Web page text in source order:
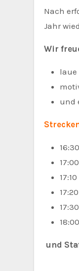
Nach
Jahr
Wir
laue
und
und